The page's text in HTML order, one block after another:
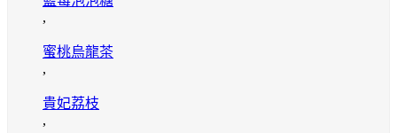
,
蜜桃烏龍茶
,
貴妃荔枝
,